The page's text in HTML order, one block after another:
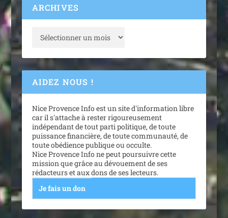
ARCHIVES
AIDEZ NOUS !
Nice Provence Info est un site d'information libre
car il s'attache à rester rigoureusement
indépendant de tout parti politique, de toute
puissance financière, de toute communauté, de
toute obédience publique ou occulte.
Nice Provence Info ne peut poursuivre cette
mission que grâce au dévouement de ses
rédacteurs et aux dons de ses lecteurs.
Je fais un don